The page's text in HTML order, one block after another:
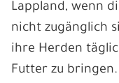
Lappland, wenn
nicht zugänglich
ihre Herden
Futter zu